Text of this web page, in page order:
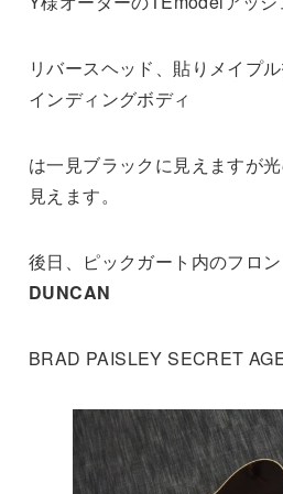
リバースヘッド、貼りメイプ
インディングボディ
は一見ブラックに見えますが
見えます。
後日、ピックガート内のフロ
DUNCAN
BRAD PAISLEY SECRET